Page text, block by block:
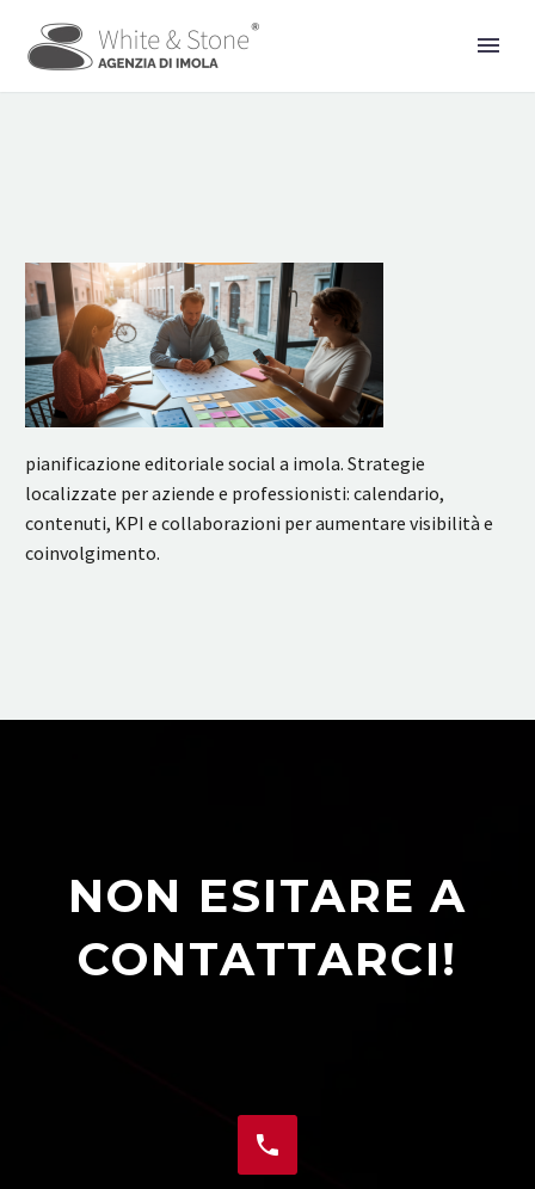
pianificazione editoriale social a imola. Strategie
localizzate per aziende e professionisti: calendario,
contenuti, KPI e collaborazioni per aumentare visibilità e
coinvolgimento.
NON ESITARE A
CONTATTARCI!

